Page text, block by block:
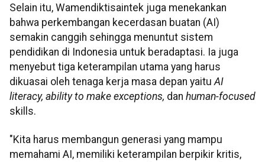
Selain itu, Wamendiktisaintek juga menekankan
bahwa perkembangan kecerdasan buatan (AI)
semakin canggih sehingga menuntut sistem
pendidikan di Indonesia untuk beradaptasi. Ia juga
menyebut tiga keterampilan utama yang harus
dikuasai oleh tenaga kerja masa depan yaituAI
literacy, ability to make exceptions, dan human-focused
skills.
"Kita harus membangun generasi yang mampu
memahami AI, memiliki keterampilan berpikir kritis,